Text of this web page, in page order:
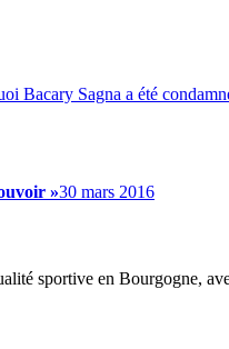
Bacary Sagna a été
»30 mars 2016
sportive en Bourgogne,